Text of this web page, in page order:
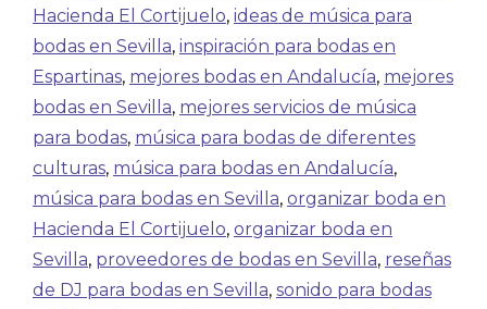
Hacienda El Cortijuelo, ideas de música para
bodas en Sevilla, inspiración para bodas en
Espartinas, mejores bodas en Andalucía, mejores
bodas en Sevilla, mejores servicios de música
para bodas, música para bodas de diferentes
culturas, música para bodas en Andalucía,
música para bodas en Sevilla, organizar boda en
Hacienda El Cortijuelo, organizar boda en
Sevilla, proveedores de bodas en Sevilla, reseñas
de DJ para bodas en Sevilla, sonido para bodas